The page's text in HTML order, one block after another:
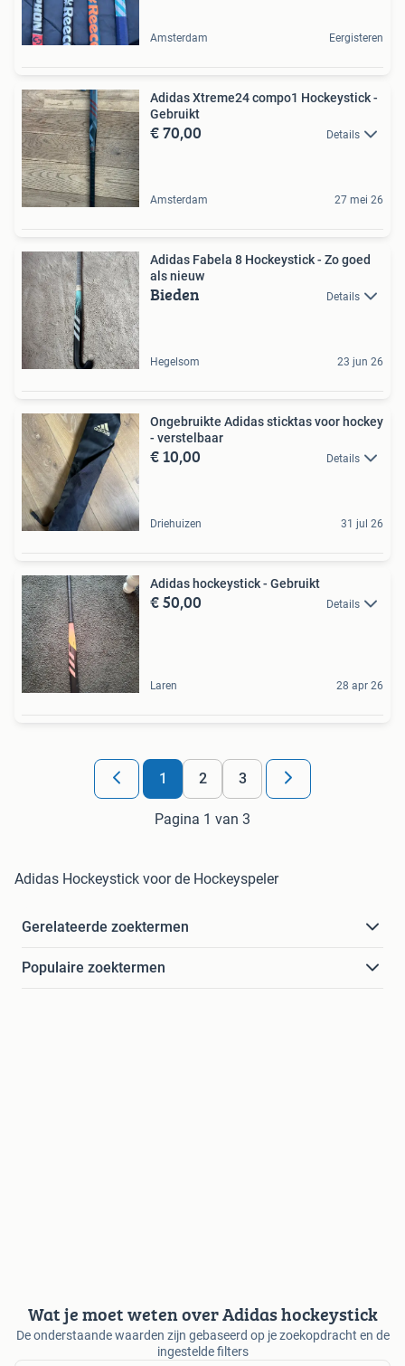
Amsterdam Eergisteren
Adidas Xtreme24 compo1 Hockeystick -
Gebruikt
€ 70,00 Details
Amsterdam 27 mei 26
Adidas Fabela 8 Hockeystick - Zo goed
als nieuw
Bieden Details
Hegelsom 23 jun 26
Ongebruikte Adidas sticktas voor hockey
- verstelbaar
€ 10,00 Details
Driehuizen 31 jul 26
Adidas hockeystick - Gebruikt
€ 50,00 Details
Laren 28 apr 26
1 2 3
Pagina 1 van 3
Adidas Hockeystick voor de Hockeyspeler
Gerelateerde zoektermen
Populaire zoektermen
Wat je moet weten over Adidas hockeystick
De onderstaande waarden zijn gebaseerd op je zoekopdracht en de
ingestelde filters